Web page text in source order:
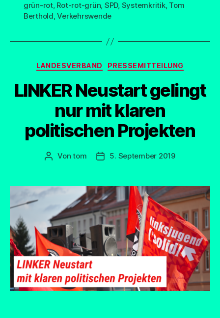
grün-rot, Rot-rot-grün, SPD, Systemkritik, Tom
Berthold,Verkehrswende
Kategorien
LANDESVERBAND PRESSEMITTEILUNG
LINKER Neustart gelingt
nur mit klaren
politischen Projekten
Beitragsautor
Vontom Beitragsdatum
5. September 2019